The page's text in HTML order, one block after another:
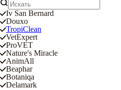
Iv San Bernard
Douxo
TropiClean
VetExpert
ProVET
Nature's Miracle
AnimAll
Beaphar
Botaniqa
Delamark